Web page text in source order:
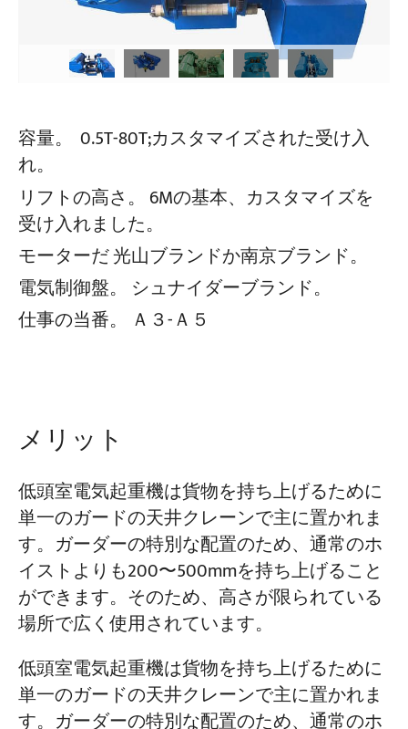
ブログ
ニュース
会社概要
お問い合わせ
容量。
0.5T-80T;カスタマイズされた受け入
れ。
リフトの高さ。 6Mの基本、カスタマイズを
受け入れました。
モーターだ光山ブランドか南京ブランド。
電気制御盤。 シュナイダーブランド。
仕事の当番。
Ａ３-Ａ５
メリット
低頭室電気起重機は貨物を持ち上げるために
単一のガードの天井クレーンで主に置かれま
す。ガーダーの特別な配置のため、通常のホ
イストよりも200〜500mmを持ち上げること
ができます。そのため、高さが限られている
場所で広く使用されています。
低頭室電気起重機は貨物を持ち上げるために
単一のガードの天井クレーンで主に置かれま
す。ガーダーの特別な配置のため、通常のホ